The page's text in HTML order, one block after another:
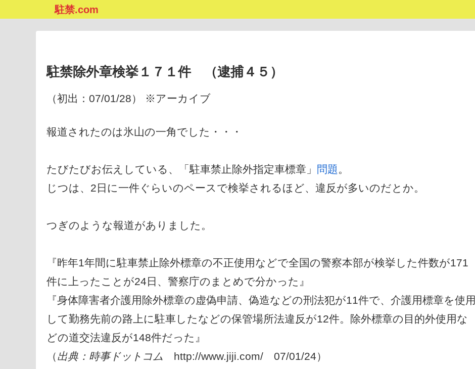
駐禁.com
駐禁除外章検挙１７１件 （逮捕４５）
（初出：07/01/28） ※アーカイブ
報道されたのは氷山の一角でした・・・
たびたびお伝えしている、「駐車禁止除外指定車標章」 問題。
じつは、2日に一件ぐらいのペースで検挙されるほど、違反が多いのだとか。
つぎのような報道がありました。
『昨年1年間に駐車禁止除外標章の不正使用などで全国の警察本部が検挙した件数が171
件に上ったことが24日、警察庁のまとめで分かった』
『身体障害者介護用除外標章の虚偽申請、偽造などの刑法犯が11件で、介護用標章を使用
して勤務先前の路上に駐車したなどの保管場所法違反が12件。除外標章の目的外使用な
どの道交法違反が148件だった』
（出典：時事ドットコム http://www.jiji.com/ 07/01/24）